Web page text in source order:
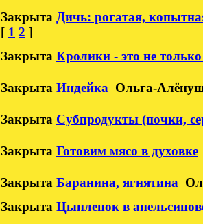
Закрыта Дичь: рогатая,
[ 1 2 ]
Закрыта Кролики - это не
Закрыта Индейка Ольга-
Закрыта Субпродукты (почки,
Закрыта Готовим мясо в духовке
Закрыта Баранина, ягнятина
Закрыта Цыпленок в